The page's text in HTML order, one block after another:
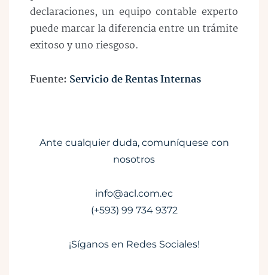
declaraciones, un equipo contable experto
puede marcar la diferenciaentre un trámite
exitoso y uno riesgoso.
Fuente: Servicio de Rentas Internas
Ante cualquier duda, comuníquese con
nosotros
info@acl.com.ec
(+593) 99 734 9372
¡Síganos en Redes Sociales!